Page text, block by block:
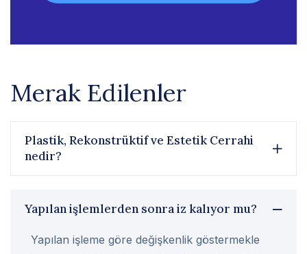
Merak Edilenler
Plastik, Rekonstrüktif ve Estetik Cerrahi
nedir?
Yapılan işlemlerden sonra iz kalıyor mu?
Yapılan işleme göre değişkenlik göstermekle